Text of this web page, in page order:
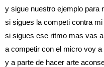
y sigue nuestro ejemplo para
si sigues la competi contra
si sigues ese ritmo mas vas
a competir con el micro voy a
y a parte de hacer arte